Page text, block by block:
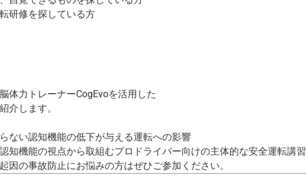
研修を探している方
体力トレーナーCogEvoを活用した
介します。
ない認知機能の低下が与える運転への影響
知機能の視点から取組むプロドライバー向けの主体的な安全運転講習
因の事故防止にお悩みの方はぜひご参加ください。